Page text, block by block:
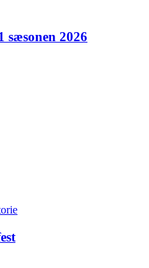
sæsonen 2026